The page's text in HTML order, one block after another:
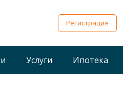
Регистрация
Услуги Ипотека